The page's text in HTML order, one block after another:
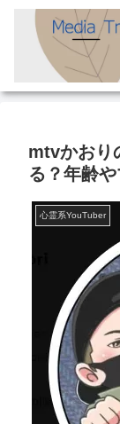
mtvかおり
る？年齢
心霊系YouTuber